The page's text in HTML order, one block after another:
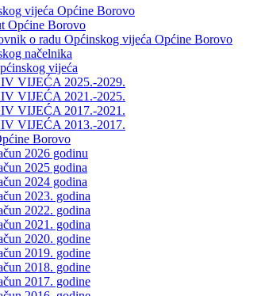
vijeća Općine Borovo
Općine Borovo
o radu Općinskog vijeća Općine Borovo
načelnika
vijeća
VIJEĆA 2025.-2029.
VIJEĆA 2021.-2025.
VIJEĆA 2017.-2021.
VIJEĆA 2013.-2017.
Borovo
2026 godinu
2025 godina
2024 godina
2023. godina
2022. godina
2021. godina
2020. godine
2019. godine
2018. godine
2017. godine